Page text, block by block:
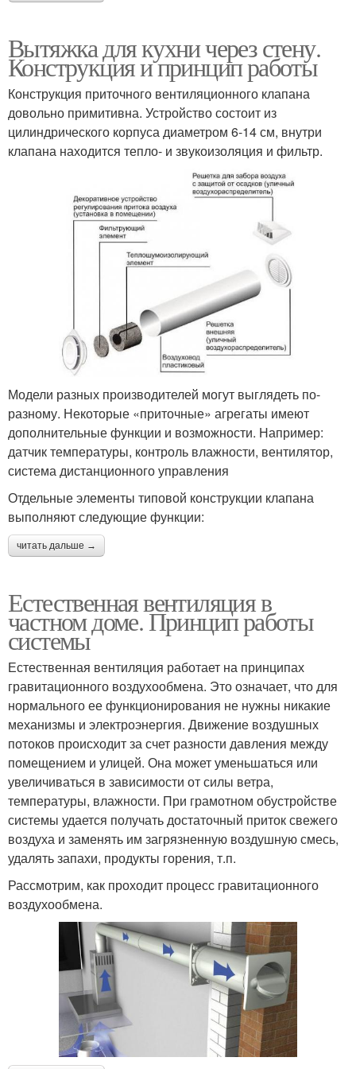
Вытяжка для кухни через стену.
Конструкция и принцип работы
Конструкция приточного вентиляционного клапана
довольно примитивна. Устройство состоит из
цилиндрического корпуса диаметром 6-14 см, внутри
клапана находится тепло- и звукоизоляция и фильтр.
Модели разных производителей могут выглядеть по-
разному. Некоторые «приточные» агрегаты имеют
дополнительные функции и возможности. Например:
датчик температуры, контроль влажности, вентилятор,
система дистанционного управления
Отдельные элементы типовой конструкции клапана
выполняют следующие функции:
читать дальше →
Естественная вентиляция в
частном доме. Принцип работы
системы
Естественная вентиляция работает на принципах
гравитационного воздухообмена. Это означает, что для
нормального ее функционирования не нужны никакие
механизмы и электроэнергия. Движение воздушных
потоков происходит за счет разности давления между
помещением и улицей. Она может уменьшаться или
увеличиваться в зависимости от силы ветра,
температуры, влажности. При грамотном обустройстве
системы удается получать достаточный приток свежего
воздуха и заменять им загрязненную воздушную смесь,
удалять запахи, продукты горения, т.п.
Рассмотрим, как проходит процесс гравитационного
воздухообмена.